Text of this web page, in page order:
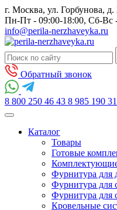
г. Москва, ул. Горбунова, д.
Пн-Пт - 09:00-18:00, Сб-Вс
info@perila-nerzhaveyka.ru
Обратный звонок
8 800 250 46 43 8 985 190
Каталог
Товары
Готовые
Фурнитура для
Фурнитура для
Фурнитура для
Кровельные